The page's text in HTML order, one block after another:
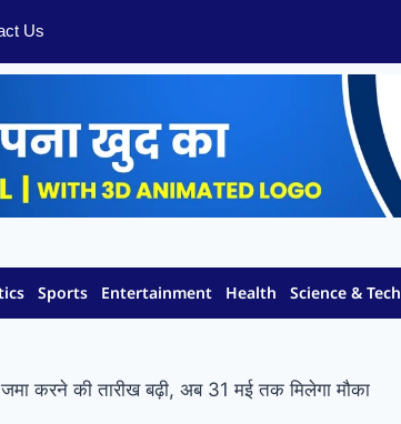
Us
Sports Entertainment Health Science & Tech
करने की तारीख बढ़ी, अब 31 मई तक मिलेगा मौका